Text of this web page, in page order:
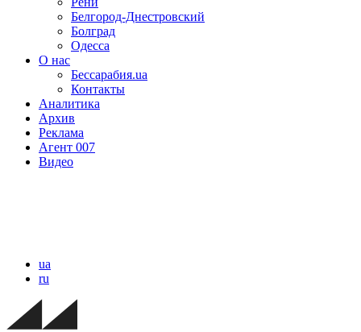
Белгород-Днестровский
Болград
Одесса
О нас
Бессарабия.ua
Контакты
Аналитика
Архив
Реклама
Агент 007
Видео
ua
ru